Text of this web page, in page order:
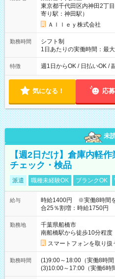
東京都千代田区内神田2丁
寄り駅：神田駅）
Ａｌｌｅｙ株式会社
勤務時間
シフト制
1日あたりの実働時間：最
実働時間：1-5時間 └上記
能！ └平日・土曜日の中で
18:00 などのように、
特徴 週1日からOK / 日払いOK /
気になる！ 応
未
【週2日だけ】倉庫内軽
チェック・検品
派遣 職種未経験OK ブランクOK
給与
時給1400円 ※実働8時間
合25％割増：時給1750円
勤務地
千葉県船橋市
南船橋駅から徒歩10分程度
スマートフォンを取り扱
勤務時間
(1)9:00～18:00（実働8時
(3)10:00～17:00（実働6